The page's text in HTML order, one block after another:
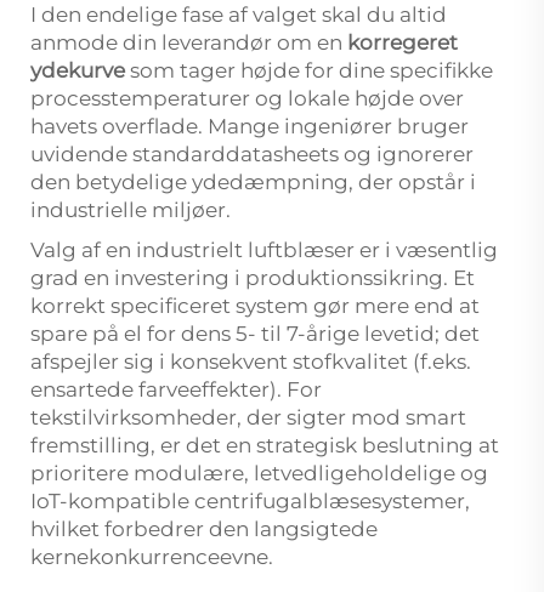
I den endelige fase af valget skal du altid
anmode din leverandør om en korregeret
ydekurve som tager højde for dine specifikke
processtemperaturer og lokale højde over
havets overflade. Mange ingeniører bruger
uvidende standarddatasheets og ignorerer
den betydelige ydedæmpning, der opstår i
industrielle miljøer.
Valg af en industrielt luftblæser er i væsentlig
grad en investering i produktionssikring. Et
korrekt specificeret system gør mere end at
spare på el for dens 5- til 7-årige levetid; det
afspejler sig i konsekvent stofkvalitet (f.eks.
ensartede farveeffekter). For
tekstilvirksomheder, der sigter mod smart
fremstilling, er det en strategisk beslutning at
prioritere modulære, letvedligeholdelige og
IoT-kompatible centrifugalblæsesystemer,
hvilket forbedrer den langsigtede
kernekonkurrenceevne.